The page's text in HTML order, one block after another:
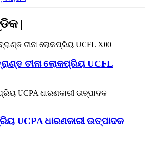
|
ଚୀନା ଲୋକପ୍ରିୟ UCFL
UCPA ଧାରଣକାରୀ ଉତ୍ପାଦକ